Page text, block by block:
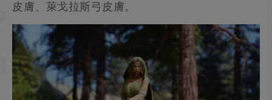
皮膚、萊戈拉斯弓皮膚。